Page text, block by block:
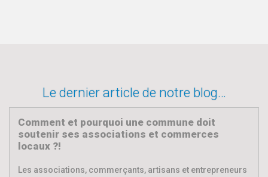
Le dernier article de notre blog…
Comment et pourquoi une commune doit
soutenir ses associations et commerces
locaux ?!
Les associations, commerçants, artisans et entrepreneurs